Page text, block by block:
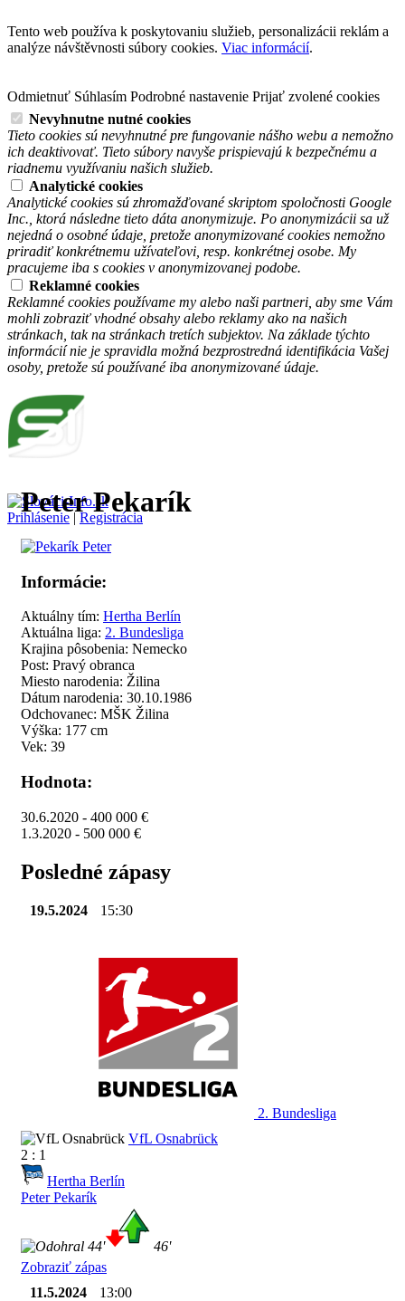
Tento web používa k poskytovaniu služieb, personalizácii reklám a
analýze návštěvnosti súbory cookies. Viac informácií.
Odmietnuť Súhlasím Podrobné nastavenie Prijať zvolené cookies
Nevyhnutne nutné cookies
Tieto cookies sú nevyhnutné pre fungovanie nášho webu a nemožno
ich deaktivovať. Tieto súbory navyše prispievajú k bezpečnému a
riadnemu využívaniu našich služieb.
Analytické cookies
Analytické cookies sú zhromažďované skriptom spoločnosti Google
Inc., ktorá následne tieto dáta anonymizuje. Po anonymizácii sa už
nejedná o osobné údaje, pretože anonymizované cookies nemožno
priradiť konkrétnemu užívateľovi, resp. konkrétnej osobe. My
pracujeme iba s cookies v anonymizovanej podobe.
Reklamné cookies
Reklamné cookies používame my alebo naši partneri, aby sme Vám
mohli zobraziť vhodné obsahy alebo reklamy ako na našich
stránkach, tak na stránkach tretích subjektov. Na základe týchto
informácií nie je spravidla možná bezprostredná identifikácia Vašej
osoby, pretože sú používané iba anonymizované údaje.
Prihlásenie | Registrácia
Peter Pekarík
Informácie:
Aktuálny tím: Hertha Berlín
Aktuálna liga: 2. Bundesliga
Krajina pôsobenia: Nemecko
Post: Pravý obranca
Miesto narodenia: Žilina
Dátum narodenia: 30.10.1986
Odchovanec: MŠK Žilina
Výška: 177 cm
Vek: 39
Hodnota:
30.6.2020 - 400 000 €
1.3.2020 - 500 000 €
Posledné zápasy
19.5.2024 15:30
2. Bundesliga
VfL Osnabrück
2 : 1
Hertha Berlín
Peter Pekarík
44'
46'
Zobraziť zápas
11.5.2024
13:00